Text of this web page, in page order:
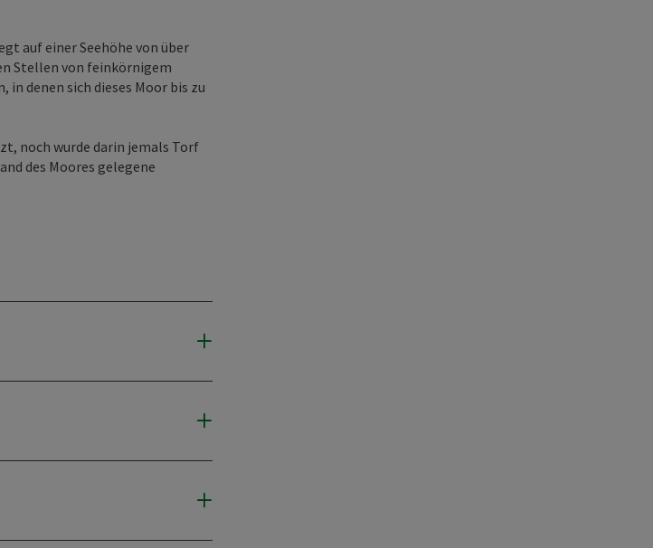
auf einer Seehöhe von über
Stellen von feinkörnigem
denen sich dieses Moor bis zu
noch wurde darin jemals Torf
des Moores gelegene